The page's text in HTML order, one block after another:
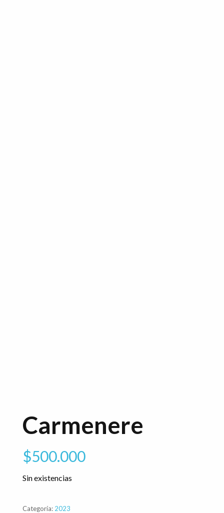
Carmenere
$500.000
Sin existencias
Categoría: 2023